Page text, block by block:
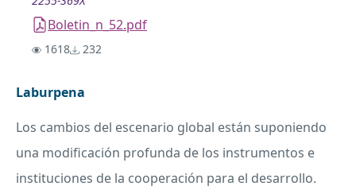
Boletin_n_52.pdf
1618 232
Laburpena
Los cambios del escenario global están suponiendo
una modificación profunda de los instrumentos e
instituciones de la cooperación para el desarrollo.